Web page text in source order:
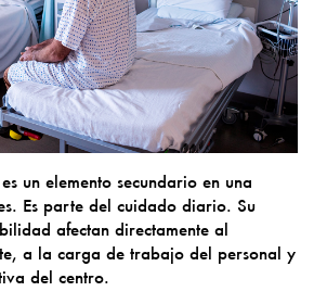
un elemento secundario en una
Es parte del cuidado diario. Su
afectan directamente al
a la carga de trabajo del personal y
del centro.